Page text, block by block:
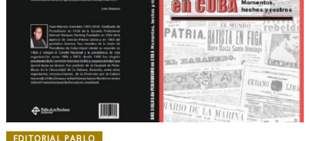
EDITORIAL PABLO